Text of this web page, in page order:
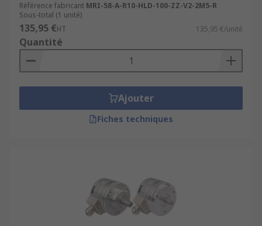
Référence fabricant MRI-58-A-R10-HLD-100-ZZ-V2-2M5-R
Sous-total (1 unité)
135,95 €HT 135,95 €/unité
Quantité
Ajouter
Fiches techniques